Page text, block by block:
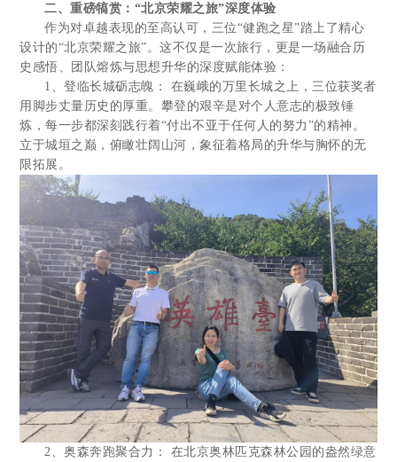
二、重磅犒赏：“北京荣耀之旅”深度体验
作为对卓越表现的至高认可，三位“健跑之星”踏上了精心
设计的“北京荣耀之旅”。这不仅是一次旅行，更是一场融合历
史感悟、团队熔炼与思想升华的深度赋能体验：
1、登临长城砺志魄： 在巍峨的万里长城之上，三位获奖者
用脚步丈量历史的厚重。攀登的艰辛是对个人意志的极致锤
炼，每一步都深刻践行着“付出不亚于任何人的努力”的精神。
立于城垣之巅，俯瞰壮阔山河，象征着格局的升华与胸怀的无
限拓展。
2、奥森奔跑聚合力： 在北京奥林匹克森林公园的盎然绿意